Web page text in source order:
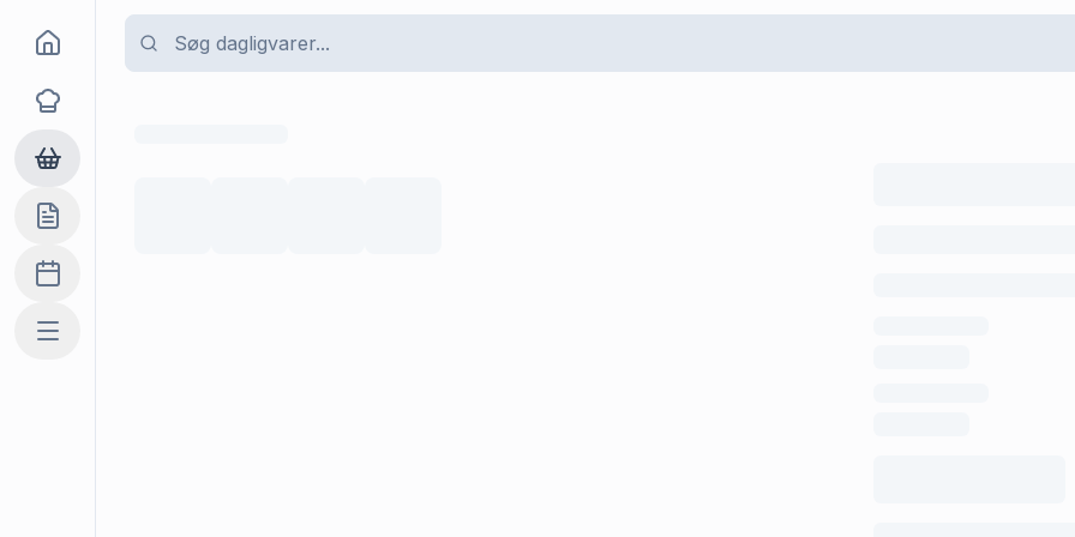
Goma
Opskrifter
Dagligvarer
Indkøbslisten
Madplan
Mere